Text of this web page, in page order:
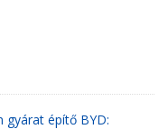
gyárat építő BYD: